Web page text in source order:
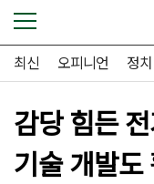
최신 오피니언 정치
감당 힘든
기술 개발도